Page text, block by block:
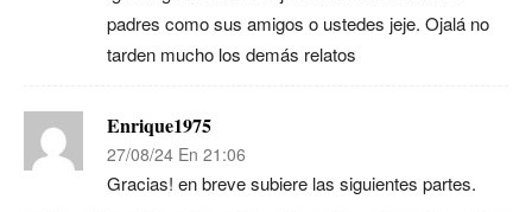
padres como sus amigos o ustedes jeje. Ojalá no
tarden mucho los demás relatos
Enrique1975
27/08/24 En 21:06
Gracias! en breve subiere las siguientes partes.